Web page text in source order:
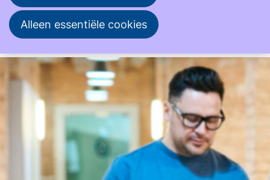
Deze cursus is geannuleerd, maar wordt
opnieuw gegeven in september
Alleen essentiële cookies